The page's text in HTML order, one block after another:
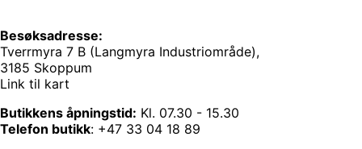
Besøksadresse:
Tverrmyra 7 B (Langmyra Industriområde),
3185 Skoppum
Link til kart
Butikkens åpningstid: Kl. 07.30 - 15.30
Telefon butikk: +47 33 04 18 89